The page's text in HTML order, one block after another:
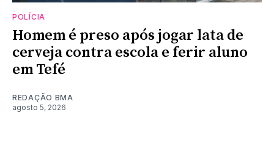
POLÍCIA
Homem é preso após jogar lata de
cerveja contra escola e ferir aluno
em Tefé
REDAÇÃO BMA
agosto 5, 2026